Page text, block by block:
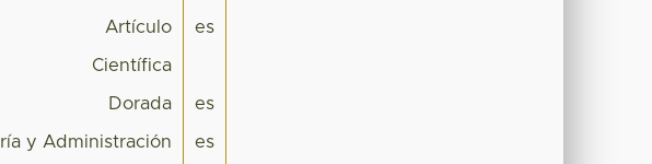
Artículo es
Científica
Dorada es
y Administración es